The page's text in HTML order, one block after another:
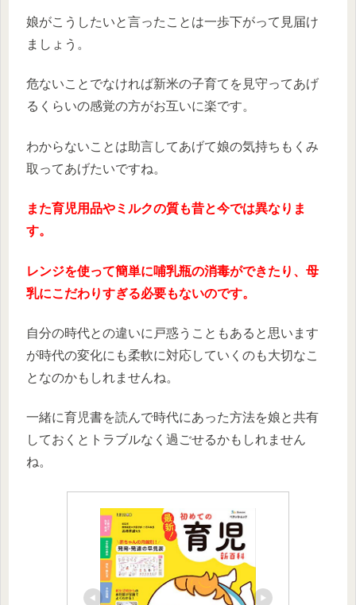
娘がこうしたいと言ったことは一歩下がって見届け
ましょう。
危ないことでなければ新米の子育てを見守ってあげ
るくらいの感覚の方がお互いに楽です。
わからないことは助言してあげて娘の気持ちもくみ
取ってあげたいですね。
また育児用品やミルクの質も昔と今では異なりま
す。
レンジを使って簡単に哺乳瓶の消毒ができたり、母
乳にこだわりすぎる必要もないのです。
自分の時代との違いに戸惑うこともあると思います
が時代の変化にも柔軟に対応していくのも大切なこ
となのかもしれませんね。
一緒に育児書を読んで時代にあった方法を娘と共有
しておくとトラブルなく過ごせるかもしれません
ね。